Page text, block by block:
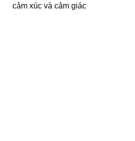
cảm xúc và cảm giác